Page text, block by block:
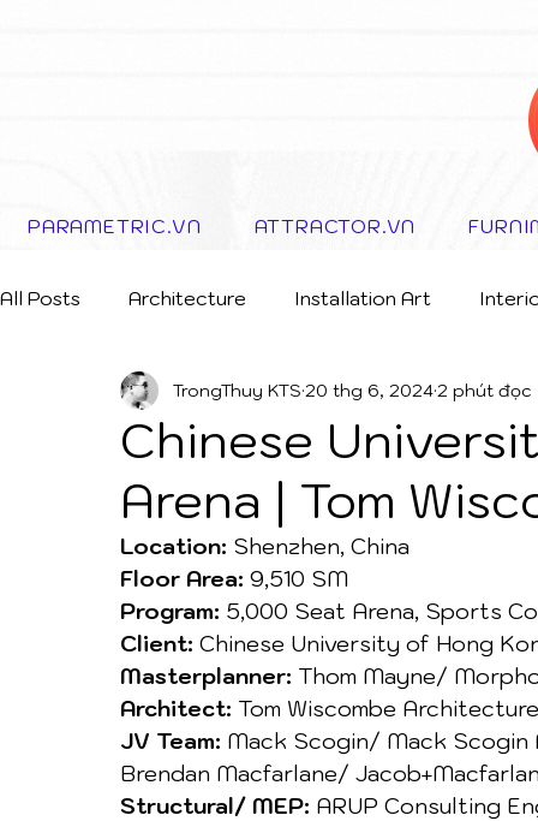
PARAMETRIC.VN ATTRACTOR.VN
All Posts Architecture Installation Art
Storytelling Concept
Chinese
Arena | Tom
TrongThuy KTS 20 thg 6, 2024 2 phút đọc
Location: Shenzhen, China
Floor Area: 9,510 SM
Program: 5,000 Seat Arena, Sports
Client: Chinese University of Hong
Masterplanner: Thom Mayne/
Architect: Tom Wiscombe Architecture
JV Team: Mack Scogin/ Mack Scogin
Brendan Macfarlane/
Structural/ MEP: ARUP Consulting